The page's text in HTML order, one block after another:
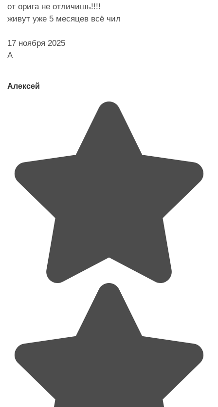
от орига не отличишь!!!!
живут уже 5 месяцев всё чил
17 ноября 2025
А
Алексей